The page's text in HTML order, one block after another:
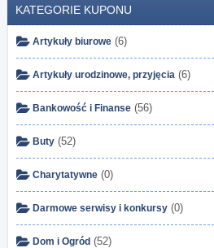
KATEGORIE KUPONU
Artykuły biurowe (6)
Artykuły urodzinowe, przyjęcia (6)
Bankowość i Finanse (56)
Buty (52)
Charytatywne (0)
Darmowe serwisy i konkursy (0)
Dom i Ogród (52)